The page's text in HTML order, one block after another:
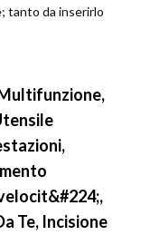
tanto da inserirlo
Te, Incisione